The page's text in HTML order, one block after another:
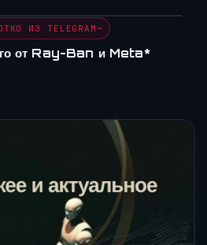
ИЗ TELEGRAM~
от Ray-Ban и Meta*